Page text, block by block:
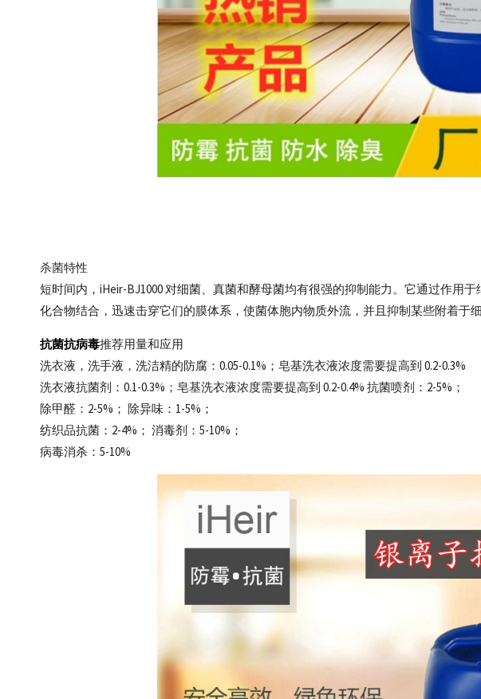
杀菌特性
短时间内，iHeir-BJ1000 对细菌、真菌和酵母菌均有很强的抑制能力。它通过作用
化合物结合，迅速击穿它们的膜体系，使菌体胞内物质外流，并且抑制某些附着于
抗菌抗病毒推荐用量和应用
洗衣液，洗手液，洗洁精的防腐：0.05-0.1%；皂基洗衣液浓度需要提高到 0.2-0.3%
洗衣液抗菌剂：0.1-0.3%；皂基洗衣液浓度需要提高到 0.2-0.4% 抗菌喷剂：2-5%；
除甲醛：2-5%； 除异味：1-5%；
纺织品抗菌：2-4%； 消毒剂：5-10%；
病毒消杀：5-10%